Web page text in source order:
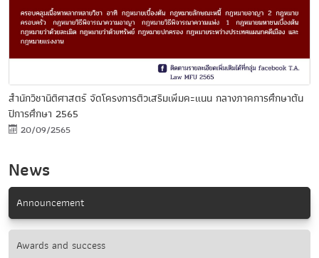
สำนักวิชานิติศาสตร์ จัดโครงการติวเสริมเพิ่มคะแนน กลางภาคการศึกษาต้น
ปีการศึกษา 2565
20/09/2565
News
Announcement
Awards and success